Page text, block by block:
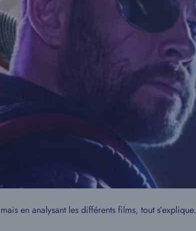
en analysant les différents films, tout s’explique.